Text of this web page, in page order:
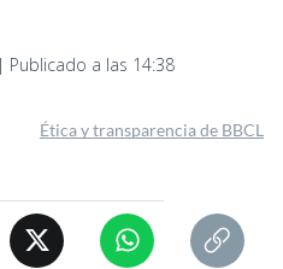
Publicado a las 14:38
Ética y transparencia de BBCL